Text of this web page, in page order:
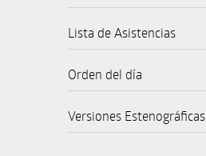
Lista de Asistencias
Orden del día
Versiones Estenográficas